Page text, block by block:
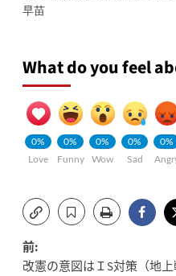
早苗
What do you feel
0%
Love
0%
Funny
0%
Wow
0%
Sad
0%
投
前:
改憲の意図はＩS対策（地